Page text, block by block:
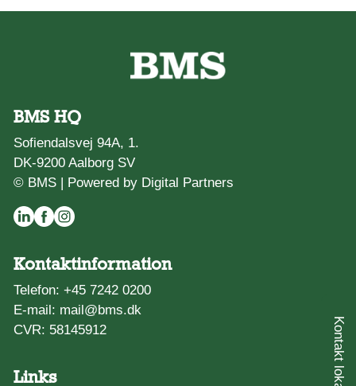
BMS HQ
Sofiendalsvej 94A, 1.
DK-9200 Aalborg SV
© BMS | Powered by Digital Partners
Kontaktinformation
Telefon:+45 7242 0200
E-mail: mail@bms.dk
CVR: 58145912
Links